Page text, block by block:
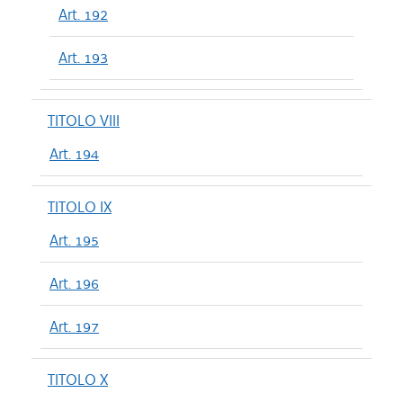
Art. 192
Art. 193
TITOLO VIII
Art. 194
TITOLO IX
Art. 195
Art. 196
Art. 197
TITOLO X